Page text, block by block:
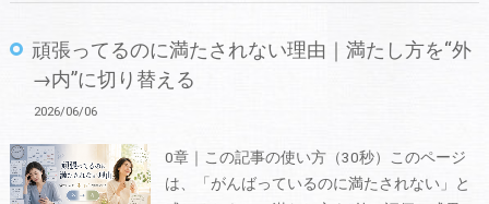
頑張ってるのに満たされない理由｜満たし方を“外
→内”に切り替える
2026/06/06
0章｜この記事の使い方（30秒）このページ
は、「がんばっているのに満たされない」と